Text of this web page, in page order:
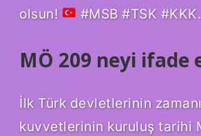
olsun!
#MSB #TSK #KKK.
MÖ 209 neyi ifade
İlk Türk devletlerinin
kuvvetlerinin kuruluş tarihi